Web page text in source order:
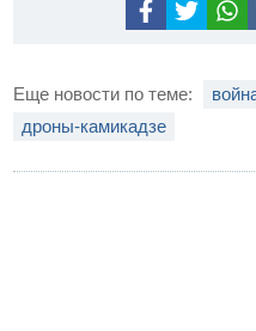
Еще новости по теме:
дроны-камикадзе